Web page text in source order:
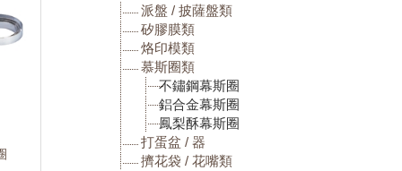
派盤 / 披薩盤類
矽膠膜類
烙印模類
慕斯圈類
不鏽鋼幕斯圈
鋁合金幕斯圈
鳳梨酥幕斯圈
打蛋盆 / 器
擠花袋 / 花嘴類